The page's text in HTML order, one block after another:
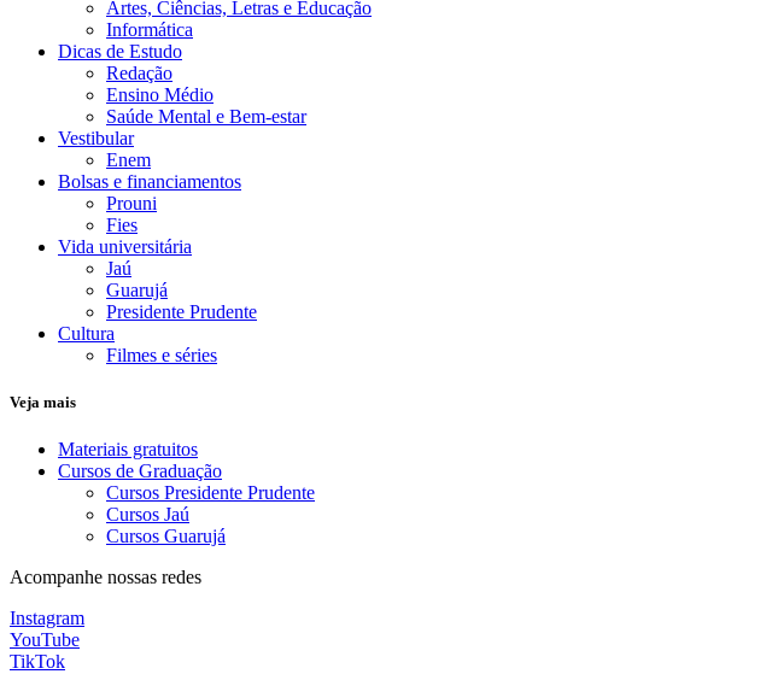
Artes, Ciências, Letras e Educação
Informática
Dicas de Estudo
Redação
Ensino Médio
Saúde Mental e Bem-estar
Vestibular
Enem
Bolsas e financiamentos
Prouni
Fies
Vida universitária
Jaú
Guarujá
Presidente Prudente
Cultura
Filmes e séries
Veja mais
Materiais gratuitos
Cursos de Graduação
Cursos Presidente Prudente
Cursos Jaú
Cursos Guarujá
Acompanhe nossas redes
Instagram
YouTube
TikTok